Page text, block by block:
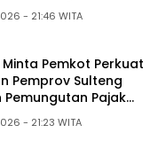
Senin, 13 Juli 2026 - 21:46 WITA
Minta Pemkot Perkuat
Pemprov Sulteng
Pajak
Senin, 13 Juli 2026 - 21:23 WITA